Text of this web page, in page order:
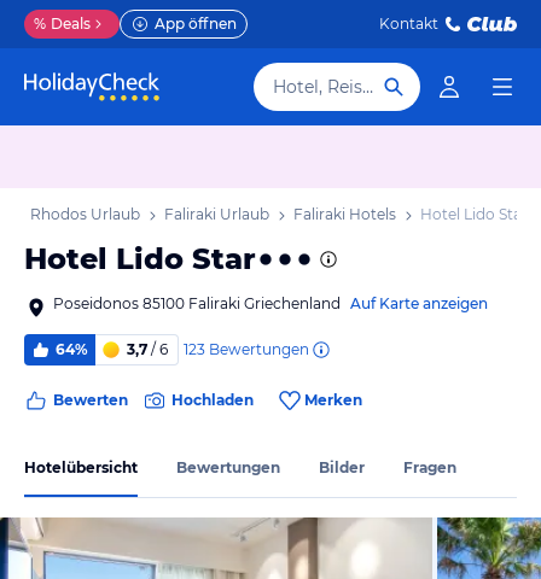
% Deals App öffnen Kontakt
Hotel, Reiseziel
Rhodos Urlaub Faliraki Urlaub Faliraki Hotels Hotel Lido Star
Hotel Lido Star
Poseidonos 85100 Faliraki Griechenland Auf Karte anzeigen
64% 3,7 / 6 123 Bewertungen
Bewerten Hochladen Merken
Hotelübersicht Bewertungen Bilder Fragen